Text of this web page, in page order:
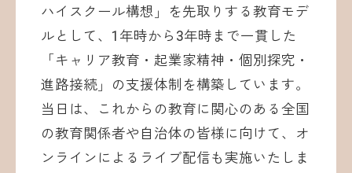
ハイスクール構想」を先取りする教育モデ
ルとして、1年時から3年時まで一貫した
「キャリア教育・起業家精神・個別探究・
進路接続」の支援体制を構築しています。
当日は、これからの教育に関心のある全国
の教育関係者や自治体の皆様に向けて、オ
ンラインによるライブ配信も実施いたしま